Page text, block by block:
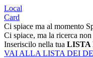
Local
Card
Ci spiace ma al momento
Ci spiace, ma la ricerca
Inseriscilo nella tua LISTA
VAI ALLA LISTA DEI